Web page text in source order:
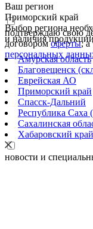
подтверждаю свою
договоромоферты, а
персональных
новости и
Ваш регион
Приморский край
Выбор региона
и наличия
Амурская область
Благовещенск
Еврейская АО
Приморский край
Спасск-Дальний
Республика Саха
Сахалинская
Хабаровский край